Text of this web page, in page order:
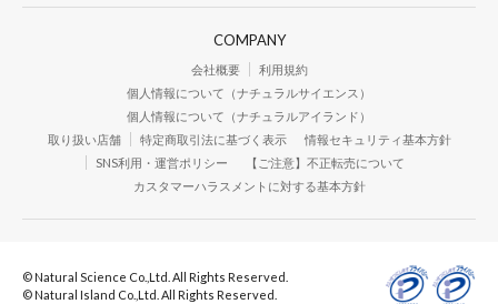
COMPANY
会社概要
利用規約
個人情報について（ナチュラルサイエンス）
個人情報について（ナチュラルアイランド）
取り扱い店舗
特定商取引法に基づく表示
情報セキュリティ基本方針
SNS利用・運営ポリシー
【ご注意】不正転売について
カスタマーハラスメントに対する基本方針
© Natural Science Co.,Ltd. All Rights Reserved.
© Natural Island Co.,Ltd. All Rights Reserved.